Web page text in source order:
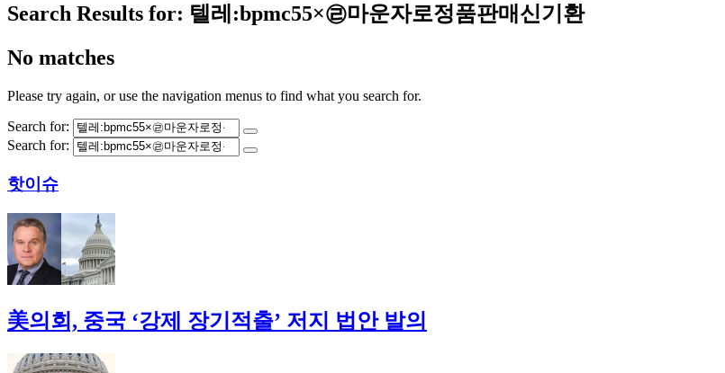
Search Results for: 텔레:bpmc55×㉣마운자로정품판매신기환
No matches
Please try again, or use the navigation menus to find what you search for.
Search for:
Search for:
핫이슈
美의회, 중국 ‘강제 장기적출’ 저지 법안 발의